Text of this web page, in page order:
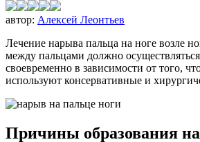
автор: Алексей Леонтьев
Лечение нарыва пальца на ноге возле
между пальцами должно
своевременно в зависимости от того,
используют консервативные и
Причины образования